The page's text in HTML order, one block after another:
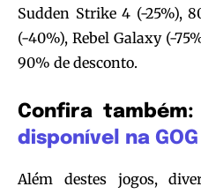
Sudden Strike 4 (-25%),
(-40%), Rebel Galaxy (-
90% de desconto.
Confira também:
disponível na GOG
Além destes jogos,